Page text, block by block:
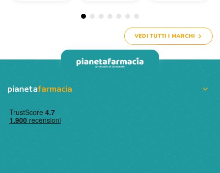
VEDI TUTTI I MARCHI
pianetafarmacia 